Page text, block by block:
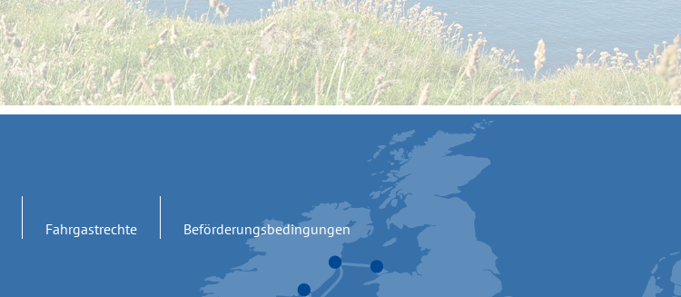
Fahrgastrechte Beförderungsbedingungen